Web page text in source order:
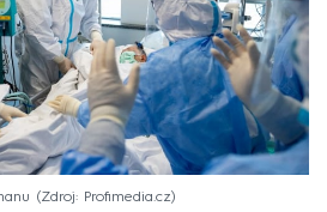
Zdroj: Profimedia.cz